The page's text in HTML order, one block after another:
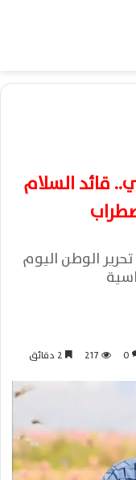
قائد السلام
الوطن اليوم
0
217